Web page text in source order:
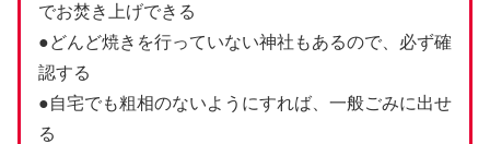
でお焚き上げできる
●どんど焼きを行っていない神社もあるので、必ず確
認する
●自宅でも粗相のないようにすれば、一般ごみに出せ
る